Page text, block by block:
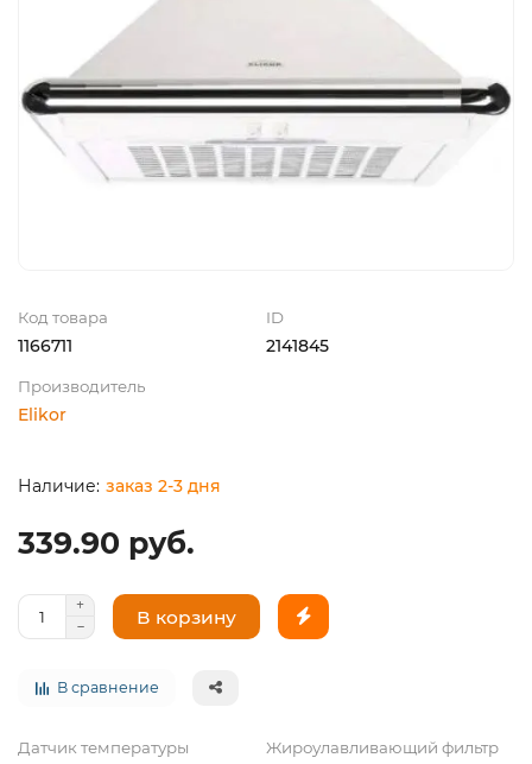
Код товара
1166711
ID
2141845
Производитель
Elikor
заказ 2-3 дня
339.90 руб.
В корзину
В сравнение
Датчик температуры Жироулавливающий фильтр